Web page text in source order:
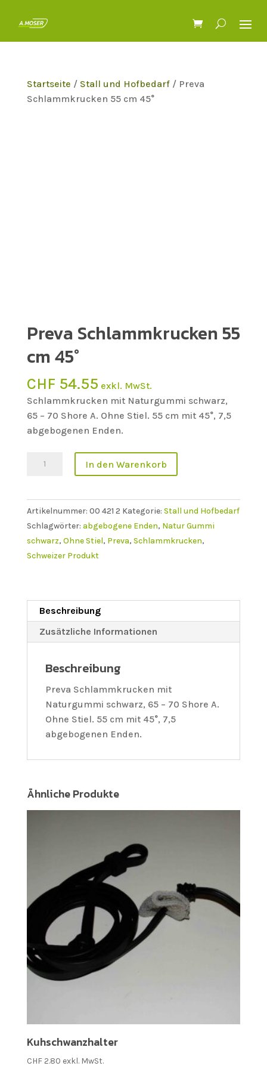
Startseite / Stall und Hofbedarf/ Preva
Schlammkrucken 55 cm 45°
Preva Schlammkrucken 55
cm 45°
CHF 54.55 exkl. MwSt.
Schlammkrucken mit Naturgummi schwarz,
65 – 70 Shore A. Ohne Stiel. 55 cm mit 45°, 7,5
abgebogenen Enden.
Preva
Schlammkrucken
cm
Menge
In den Warenkorb
Artikelnummer: 00 421 2 Kategorie: Stall und Hofbedarf
Schlagwörter: abgebogene Enden, Natur Gummi
schwarz, Ohne Stiel, Preva, Schlammkrucken,
Schweizer Produkt
Beschreibung
Zusätzliche Informationen
Beschreibung
Preva Schlammkrucken mit
Naturgummi schwarz, 65 – 70 Shore A.
Ohne Stiel. 55 cm mit 45°, 7,5
abgebogenen Enden.
Ähnliche Produkte
Kuhschwanzhalter
CHF2.80 exkl. MwSt.